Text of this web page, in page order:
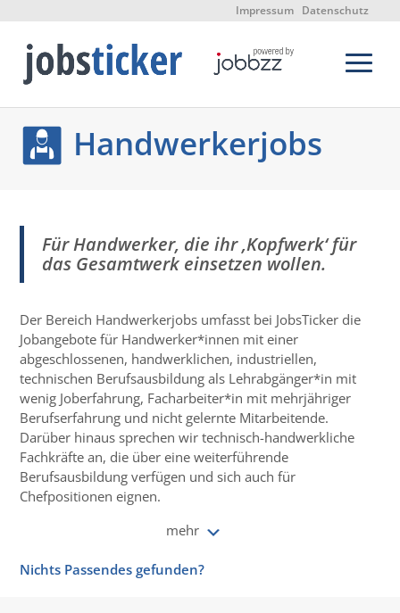
Impressum Datenschutz
Handwerkerjobs
Für Handwerker, die ihr ‚Kopfwerk‘ für
das Gesamtwerk einsetzen wollen.
Der Bereich Handwerkerjobs umfasst bei JobsTicker die
Jobangebote für Handwerker*innen mit einer
abgeschlossenen, handwerklichen, industriellen,
technischen Berufsausbildung als Lehrabgänger*in mit
wenig Joberfahrung, Facharbeiter*in mit mehrjähriger
Berufserfahrung und nicht gelernte Mitarbeitende.
Darüber hinaus sprechen wir technisch-handwerkliche
Fachkräfte an, die über eine weiterführende
Berufsausbildung verfügen und sich auch für
Chefpositionen eignen.
mehr
Nichts Passendes gefunden?